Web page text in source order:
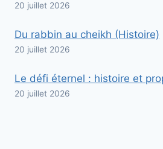
20 juillet 2026
Du rabbin au cheikh (Histoire)
20 juillet 2026
Le défi éternel : histoire et
20 juillet 2026